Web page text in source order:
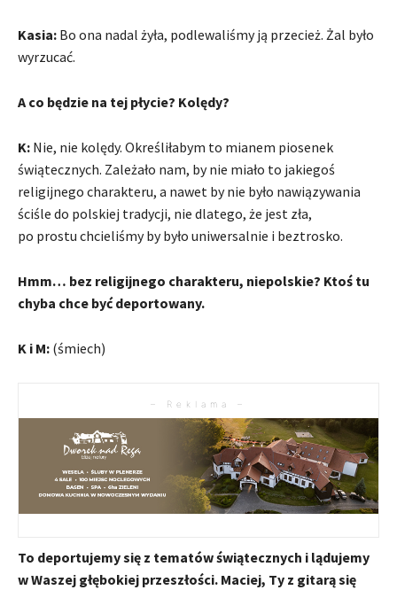
Kasia: Bo ona nadal żyła, podlewaliśmy ją przecież. Żal było
wyrzucać.
A co będzie na tej płycie? Kolędy?
K: Nie, nie kolędy. Określiłabym to mianem piosenek
świątecznych. Zależało nam, by nie miało to jakiegoś
religijnego charakteru, a nawet by nie było nawiązywania
ściśle do polskiej tradycji, nie dlatego, że jest zła,
po prostu chcieliśmy by było uniwersalnie i beztrosko.
Hmm… bez religijnego charakteru, niepolskie? Ktoś tu
chyba chce być deportowany.
K i M: (śmiech)
– Reklama –
To deportujemy się z tematów świątecznych i lądujemy
w Waszej głębokiej przeszłości. Maciej, Ty z gitarą się